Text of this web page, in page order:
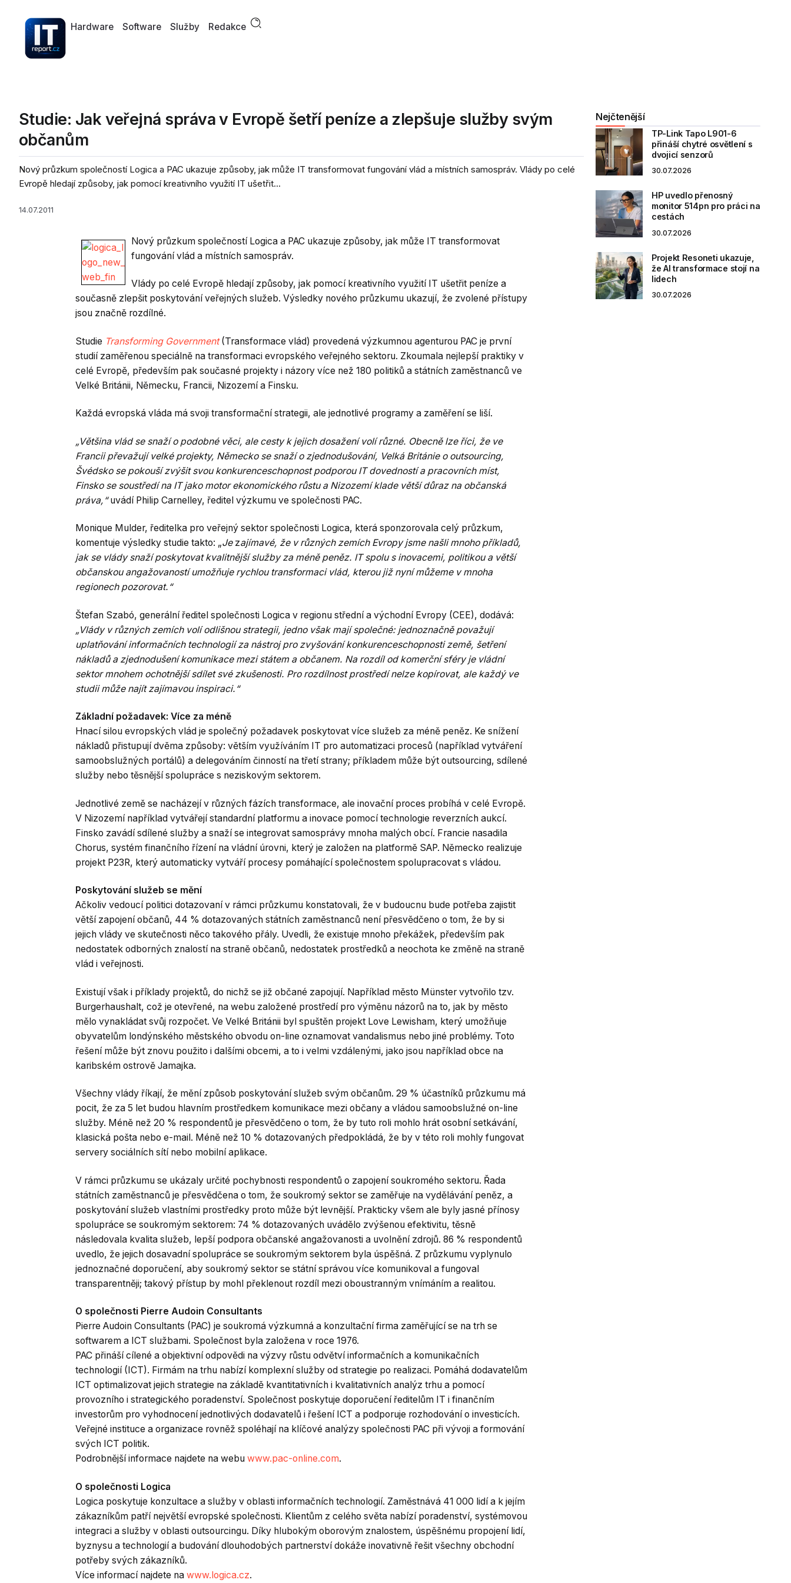
Hardware Software Služby Redakce
Studie: Jak veřejná správa v Evropě šetří peníze a zlepšuje služby svým
občanům
Nový průzkum společností Logica a PAC ukazuje způsoby, jak může IT transformovat fungování vlád a místních samospráv. Vlády po celé
Evropě hledají způsoby, jak pomocí kreativního využití IT ušetřit...
14.07.2011
Nový průzkum společností Logica a PAC ukazuje způsoby, jak může IT transformovat
fungování vlád a místních samospráv.
Vlády po celé Evropě hledají způsoby, jak pomocí kreativního využití IT ušetřit peníze a
současně zlepšit poskytování veřejných služeb. Výsledky nového průzkumu ukazují, že zvolené přístupy
jsou značně rozdílné.
Studie Transforming Government (Transformace vlád) provedená výzkumnou agenturou PAC je první
studií zaměřenou speciálně na transformaci evropského veřejného sektoru. Zkoumala nejlepší praktiky v
celé Evropě, především pak současné projekty i názory více než 180 politiků a státních zaměstnanců ve
Velké Británii, Německu, Francii, Nizozemí a Finsku.
Každá evropská vláda má svoji transformační strategii, ale jednotlivé programy a zaměření se liší.
„Většina vlád se snaží o podobné věci, ale cesty k jejich dosažení volí různé. Obecně lze říci, že ve
Francii převažují velké projekty, Německo se snaží o zjednodušování, Velká Británie o outsourcing,
Švédsko se pokouší zvýšit svou konkurenceschopnost podporou IT dovedností a pracovních míst,
Finsko se soustředí na IT jako motor ekonomického růstu a Nizozemí klade větší důraz na občanská
práva,“uvádí Philip Carnelley, ředitel výzkumu ve společnosti PAC.
Monique Mulder, ředitelka pro veřejný sektor společnosti Logica, která sponzorovala celý průzkum,
komentuje výsledky studie takto: „Jezajímavé, že v různých zemích Evropy jsme našli mnoho příkladů,
jak se vlády snaží poskytovat kvalitnější služby za méně peněz. IT spolu s inovacemi, politikou a větší
občanskou angažovaností umožňuje rychlou transformaci vlád, kterou již nyní můžeme v mnoha
regionech pozorovat.“
Štefan Szabó, generální ředitel společnosti Logica v regionu střední a východní Evropy (CEE), dodává:
„Vlády v různých zemích volí odlišnou strategii, jedno však mají společné: jednoznačně považují
uplatňování informačních technologií za nástroj pro zvyšování konkurenceschopnosti země, šetření
nákladů a zjednodušení komunikace mezi státem a občanem. Na rozdíl od komerční sféry je vládní
sektor mnohem ochotnější sdílet své zkušenosti. Pro rozdílnost prostředí nelze kopírovat, ale každý ve
studii může najít zajímavou inspiraci.“
Základní požadavek: Více za méně
Hnací silou evropských vlád je společný požadavek poskytovat více služeb za méně peněz. Ke snížení
nákladů přistupují dvěma způsoby: větším využíváním IT pro automatizaci procesů (například vytváření
samoobslužných portálů) a delegováním činností na třetí strany; příkladem může být outsourcing, sdílené
služby nebo těsnější spolupráce s neziskovým sektorem.
Jednotlivé země se nacházejí v různých fázích transformace, ale inovační proces probíhá v celé Evropě.
V Nizozemí například vytvářejí standardní platformu a inovace pomocí technologie reverzních aukcí.
Finsko zavádí sdílené služby a snaží se integrovat samosprávy mnoha malých obcí. Francie nasadila
Chorus, systém finančního řízení na vládní úrovni, který je založen na platformě SAP. Německo realizuje
projekt P23R, který automaticky vytváří procesy pomáhající společnostem spolupracovat s vládou.
Poskytování služeb se mění
Ačkoliv vedoucí politici dotazovaní v rámci průzkumu konstatovali, že v budoucnu bude potřeba zajistit
větší zapojení občanů, 44 % dotazovaných státních zaměstnanců není přesvědčeno o tom, že by si
jejich vlády ve skutečnosti něco takového přály. Uvedli, že existuje mnoho překážek, především pak
nedostatek odborných znalostí na straně občanů, nedostatek prostředků a neochota ke změně na straně
vlád i veřejnosti.
Existují však i příklady projektů, do nichž se již občané zapojují. Například město Münster vytvořilo tzv.
Burgerhaushalt, což je otevřené, na webu založené prostředí pro výměnu názorů na to, jak by město
mělo vynakládat svůj rozpočet. Ve Velké Británii byl spuštěn projekt Love Lewisham, který umožňuje
obyvatelům londýnského městského obvodu on-line oznamovat vandalismus nebo jiné problémy. Toto
řešení může být znovu použito i dalšími obcemi, a to i velmi vzdálenými, jako jsou například obce na
karibském ostrově Jamajka.
Všechny vlády říkají, že mění způsob poskytování služeb svým občanům. 29 % účastníků průzkumu má
pocit, že za 5 let budou hlavním prostředkem komunikace mezi občany a vládou samoobslužné on-line
služby. Méně než 20 % respondentů je přesvědčeno o tom, že by tuto roli mohlo hrát osobní setkávání,
klasická pošta nebo e-mail. Méně než 10 % dotazovaných předpokládá, že by v této roli mohly fungovat
servery sociálních sítí nebo mobilní aplikace.
V rámci průzkumu se ukázaly určité pochybnosti respondentů o zapojení soukromého sektoru. Řada
státních zaměstnanců je přesvědčena o tom, že soukromý sektor se zaměřuje na vydělávání peněz, a
poskytování služeb vlastními prostředky proto může být levnější. Prakticky všem ale byly jasné přínosy
spolupráce se soukromým sektorem: 74 % dotazovaných uvádělo zvýšenou efektivitu, těsně
následovala kvalita služeb, lepší podpora občanské angažovanosti a uvolnění zdrojů. 86 % respondentů
uvedlo, že jejich dosavadní spolupráce se soukromým sektorem byla úspěšná. Z průzkumu vyplynulo
jednoznačné doporučení, aby soukromý sektor se státní správou více komunikoval a fungoval
transparentněji; takový přístup by mohl překlenout rozdíl mezi oboustranným vnímáním a realitou.
O společnosti Pierre Audoin Consultants
Pierre Audoin Consultants (PAC) je soukromá výzkumná a konzultační firma zaměřující se na trh se
softwarem a ICT službami. Společnost byla založena v roce 1976.
PAC přináší cílené a objektivní odpovědi na výzvy růstu odvětví informačních a komunikačních
technologií (ICT). Firmám na trhu nabízí komplexní služby od strategie po realizaci. Pomáhá dodavatelům
ICT optimalizovat jejich strategie na základě kvantitativních i kvalitativních analýz trhu a pomocí
provozního i strategického poradenství. Společnost poskytuje doporučení ředitelům IT i finančním
investorům pro vyhodnocení jednotlivých dodavatelů i řešení ICT a podporuje rozhodování o investicích.
Veřejné instituce a organizace rovněž spoléhají na klíčové analýzy společnosti PAC při vývoji a formování
svých ICT politik.
Podrobnější informace najdete na webu www.pac-online.com.
O společnosti Logica
Logica poskytuje konzultace a služby v oblasti informačních technologií. Zaměstnává 41 000 lidí a k jejím
zákazníkům patří největší evropské společnosti. Klientům z celého světa nabízí poradenství, systémovou
integraci a služby v oblasti outsourcingu. Díky hlubokým oborovým znalostem, úspěšnému propojení lidí,
byznysu a technologií a budování dlouhodobých partnerství dokáže inovativně řešit všechny obchodní
potřeby svých zákazníků.
Více informací najdete na www.logica.cz.
Nejčtenější
TP-Link Tapo L901-6
přináší chytré osvětlení s
dvojicí senzorů
30.07.2026
HP uvedlo přenosný
monitor 514pn pro práci na
cestách
30.07.2026
Projekt Resoneti ukazuje,
že AI transformace stojí na
lidech
30.07.2026